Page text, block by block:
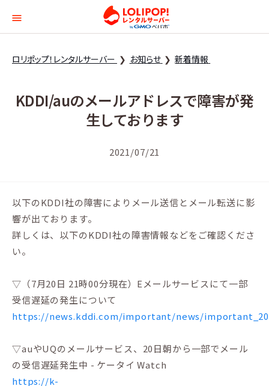
ロリポップ！レンタル
ロリポップ！レンタルサーバー お知らせ 新着情報
KDDI/auのメールアドレスで障害が発
生しております
2021/07/21
以下のKDDI社の障害によりメール送信とメール転送に影
響が出ております。
詳しくは、以下のKDDI社の障害情報などをご確認くださ
い。
▽（7月20日 21時00分現在）Eメールサービスにて一部
受信遅延の発生について
https://news.kddi.com/important/news/
▽auやUQのメールサービス、20日朝から一部でメール
の受信遅延発生中 - ケータイ Watch
https://k-